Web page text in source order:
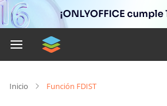
¡ONLYOFFICE cumple
Inicio Función FDIST